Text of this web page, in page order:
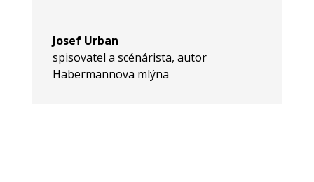
Josef Urban
spisovatel a scénárista, autor
Habermannova mlýna